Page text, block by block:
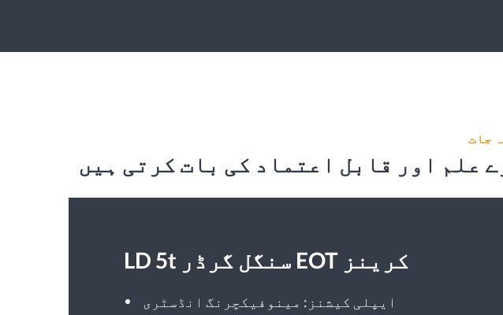
جات
LD 5t سنگل گرڈر EOT کرینز
ایپلی کیشنز: مینوفیکچرنگ انڈسٹری